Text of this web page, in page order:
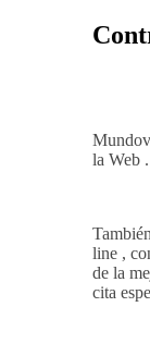
la Web .
line ,
de la
cita